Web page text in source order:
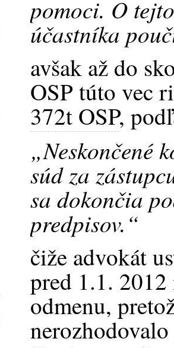
pomoci. O
účastníka
avšak až do
OSP túto vec
372t OSP,
„Neskončené
súd za
sa dokončia
predpisov.“
čiže advokát
pred 1.1.
odmenu,